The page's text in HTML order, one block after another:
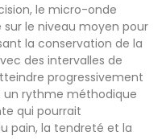
le micro-onde
sur le niveau moyen pour
la conservation de la
des intervalles de
progressivement
un rythme méthodique
qui pourrait
pain, la tendreté et la